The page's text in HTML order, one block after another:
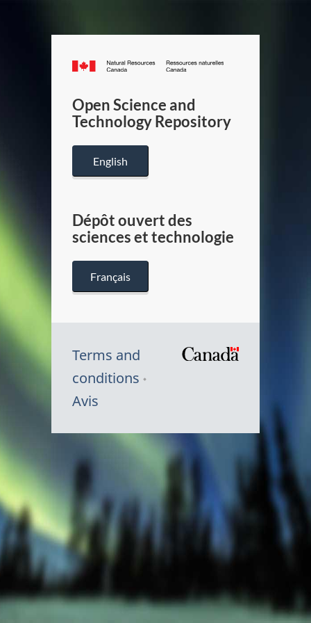
Canada.ca
/
Canada
Open Science and
Technology Repository
English
Dépôt ouvert des
sciences et technologie
Français
Terms and
conditions
Avis
Canada